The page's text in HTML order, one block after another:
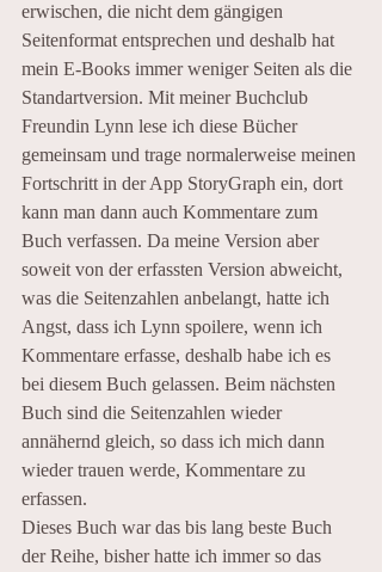
erwischen, die nicht dem gängigen
Seitenformat entsprechen und deshalb hat
mein E-Books immer weniger Seiten als die
Standartversion. Mit meiner Buchclub
Freundin Lynn lese ich diese Bücher
gemeinsam und trage normalerweise meinen
Fortschritt in der App StoryGraph ein, dort
kann man dann auch Kommentare zum
Buch verfassen. Da meine Version aber
soweit von der erfassten Version abweicht,
was die Seitenzahlen anbelangt, hatte ich
Angst, dass ich Lynn spoilere, wenn ich
Kommentare erfasse, deshalb habe ich es
bei diesem Buch gelassen. Beim nächsten
Buch sind die Seitenzahlen wieder
annähernd gleich, so dass ich mich dann
wieder trauen werde, Kommentare zu
erfassen.
Dieses Buch war das bis lang beste Buch
der Reihe, bisher hatte ich immer so das